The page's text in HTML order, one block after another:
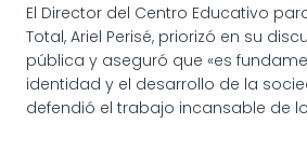
El Director del Centro Educativo
Total, Ariel Perisé, priorizó en su
pública y aseguró que «es
identidad y el desarrollo de la
defendió el trabajo incansable de